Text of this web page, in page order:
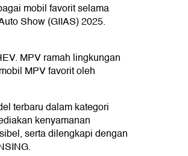
mobil favorit selama
Show (GIIAS) 2025.
MPV ramah lingkungan
MPV favorit oleh
terbaru dalam kategori
kenyamanan
serta dilengkapi dengan